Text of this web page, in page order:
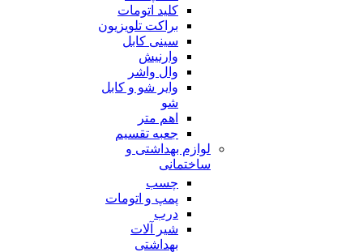
کلید اتومات
براکت تلویزیون
سینی کابل
وارنیش
وال واشر
وایر شو و کابل
شو
اهم متر
جعبه تقسیم
لوازم بهداشتی و
ساختمانی
چسب
پمپ و اتومات
درب
شیر آلات
بهداشتی